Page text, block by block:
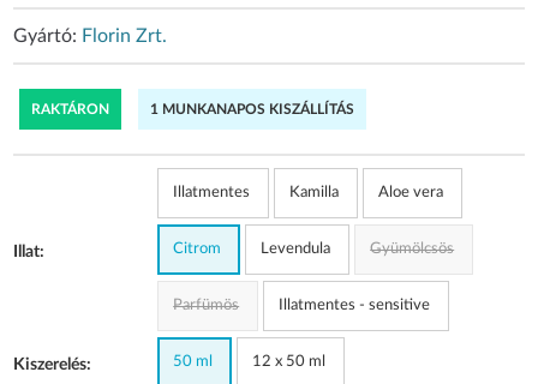
Gyártó: Florin Zrt.
RAKTÁRON 1 MUNKANAPOS KISZÁLLÍTÁS
Illat:
Illatmentes Kamilla Aloe vera
Citrom Levendula Gyümölcsös
Parfümös Illatmentes - sensitive
Kiszerelés: 50 ml 12 x 50 ml